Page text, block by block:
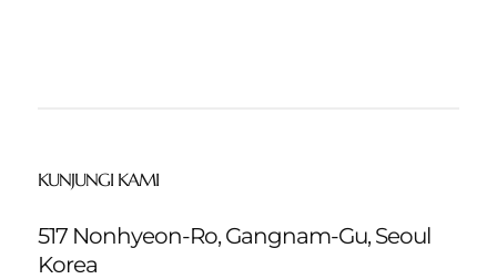
KUNJUNGI KAMI
517 Nonhyeon-Ro, Gangnam-Gu, Seoul
Korea